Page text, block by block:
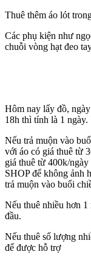
Thuê thêm áo lót
Các phụ kiện như
chuỗi vòng hạt đeo
Hôm nay lấy đồ,
18h thì tính là 1 ngày.
Nếu trả muộn vào
với áo có giá thuê từ
giá thuê từ 400k/
SHOP để không ảnh
trả muộn vào buổi
Nếu thuê nhiều hơn
đầu.
Nếu thuê số lượng
để được hỗ trợ